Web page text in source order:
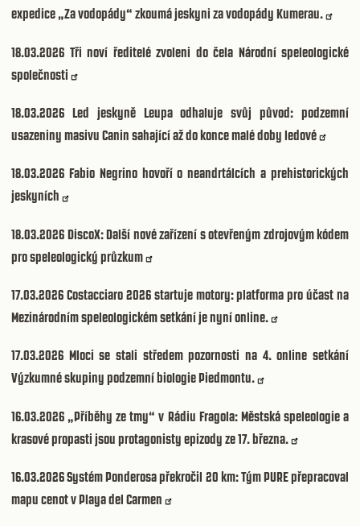
expedice „Za vodopády“ zkoumá jeskyni za vodopády Kumerau.
18.03.2026 Tři noví ředitelé zvoleni do čela Národní speleologické
společnosti
18.03.2026 Led jeskyně Leupa odhaluje svůj původ: podzemní
usazeniny masivu Canin sahající až do konce malé doby ledové
18.03.2026 Fabio Negrino hovoří o neandrtálcích a prehistorických
jeskyních
18.03.2026 DiscoX: Další nové zařízení s otevřeným zdrojovým kódem
pro speleologický průzkum
17.03.2026 Costacciaro 2026 startuje motory: platforma pro účast na
Mezinárodním speleologickém setkání je nyní online.
17.03.2026 Mloci se stali středem pozornosti na 4. online setkání
Výzkumné skupiny podzemní biologie Piedmontu.
16.03.2026„Příběhy ze tmy“ v Rádiu Fragola: Městská speleologie a
krasové propasti jsou protagonisty epizody ze 17. března.
16.03.2026Systém Ponderosa překročil 20 km: Tým PURE přepracoval
mapu cenot v Playa del Carmen